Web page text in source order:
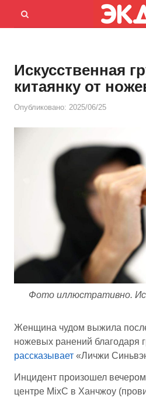
Menu
Открыть
Искусственная
китаянку от
Опубликовано: 2025/06/25
Фото иллюстративно.
Женщина чудом выжила
ножевых ранений благодаря
рассказывает «Личжи
Инцидент произошел
центре MixC в Ханчжоу